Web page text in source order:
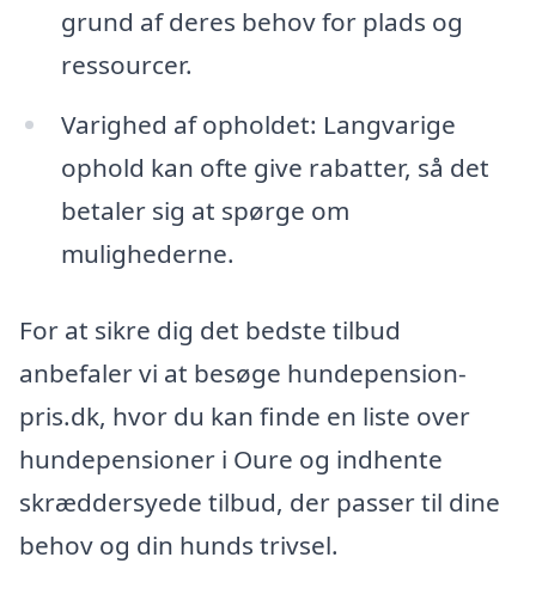
grund af deres behov for plads og
ressourcer.
Varighed af opholdet: Langvarige
ophold kan ofte give rabatter, så det
betaler sig at spørge om
mulighederne.
For at sikre dig det bedste tilbud
anbefaler vi at besøge hundepension-
pris.dk, hvor du kan finde en liste over
hundepensioner i Oure og indhente
skræddersyede tilbud, der passer til dine
behov og din hunds trivsel.